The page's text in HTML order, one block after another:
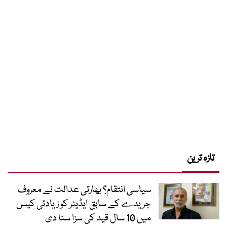
تازہ ترین
سیاسی انتقام؟ بھارتی عدالت نے معروف
جریدے کے سابق ایڈیٹر کو زیادتی کیس
میں 10 سال قید کی سزا سنا دی